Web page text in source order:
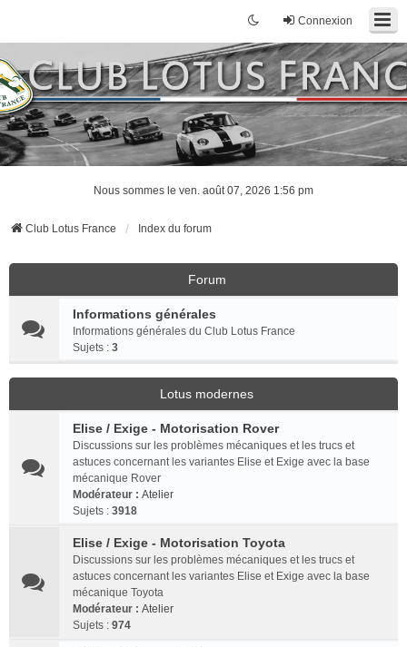
Connexion
Nous sommes le ven. août 07, 2026 1:56 pm
Club Lotus France Index du forum
Forum
Informations générales
Informations générales du Club Lotus France
Sujets : 3
Lotus modernes
Elise / Exige - Motorisation Rover
Discussions sur les problèmes mécaniques et les trucs et
astuces concernant les variantes Elise et Exige avec la base
mécanique Rover
Modérateur : Atelier
Sujets : 3918
Elise / Exige - Motorisation Toyota
Discussions sur les problèmes mécaniques et les trucs et
astuces concernant les variantes Elise et Exige avec la base
mécanique Toyota
Modérateur : Atelier
Sujets : 974